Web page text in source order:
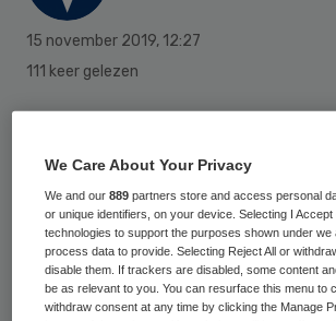
15 november 2019, 12:27
111 keer gelezen
toonde in de maand oktober
herstel. De dekkingsgraad
steeg op maandbasis met 1,9
tot 94,1 procent. De
verhouding zien tussen aan
We Care About Your Privacy
We and our889 partners store and access personal
or unique identifiers, on your device. Selecting I
technologies to support the purposes shown under we
process data to provide. Selecting Reject All or
disable them. If trackers are disabled, some content
be as relevant to you. You can resurface this menu to
withdraw consent at any time by clicking the Manage